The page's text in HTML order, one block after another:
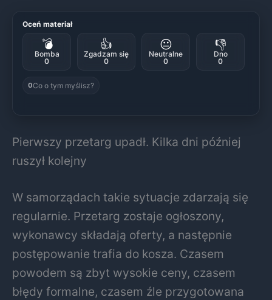
Oceń materiał
💣
Bomba
0
👍
Zgadzam się
0
😐
Neutralne
0
👎
Dno
0
0Co o tym myślisz?
Pierwszy przetarg upadł. Kilka dni później
ruszył kolejny
W samorządach takie sytuacje zdarzają się
regularnie. Przetarg zostaje ogłoszony,
wykonawcy składają oferty, a następnie
postępowanie trafia do kosza. Czasem
powodem są zbyt wysokie ceny, czasem
błędy formalne, czasem źle przygotowana